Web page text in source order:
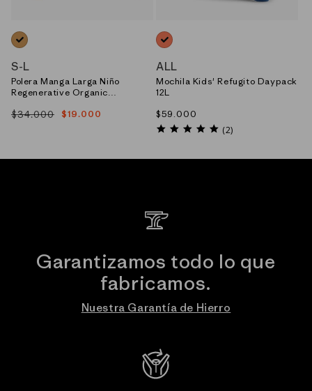
NARANJO_(FHMA)
S-L
Polera Manga Larga Niño
Regenerative Organic
Precio
$34.000
Precio
$19.000
NARANJO_(PCHS)
ALL
Mochila Kids' Refugito Daypack
12L
Precio
habitual
$59.000
5.0
(2)
Garantizamos todo lo que
fabricamos.
Nuestra Garantía de Hierro